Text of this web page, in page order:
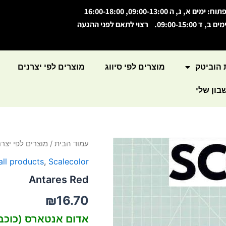
פתוח: ימים א, ג, ה 09:00-13:00, 16:00-18:00
ימים ב, ד 09:00-15:00. רצוי לתאם לפני ההגעה
הוביטק מוצרים לפי סיווג מוצרים לפי יצרנים
שלי
עמוד הבית / מוצרים לפי
products, Scalecolor
Antares Red
₪16.70
אדום אנטארס
כמות
Antares